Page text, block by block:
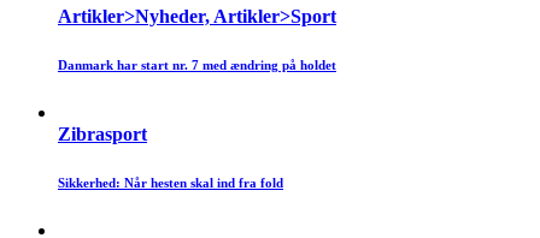
Artikler>Nyheder, Artikler>Sport
Danmark har start nr. 7 med ændring på holdet
Zibrasport
Sikkerhed: Når hesten skal ind fra fold